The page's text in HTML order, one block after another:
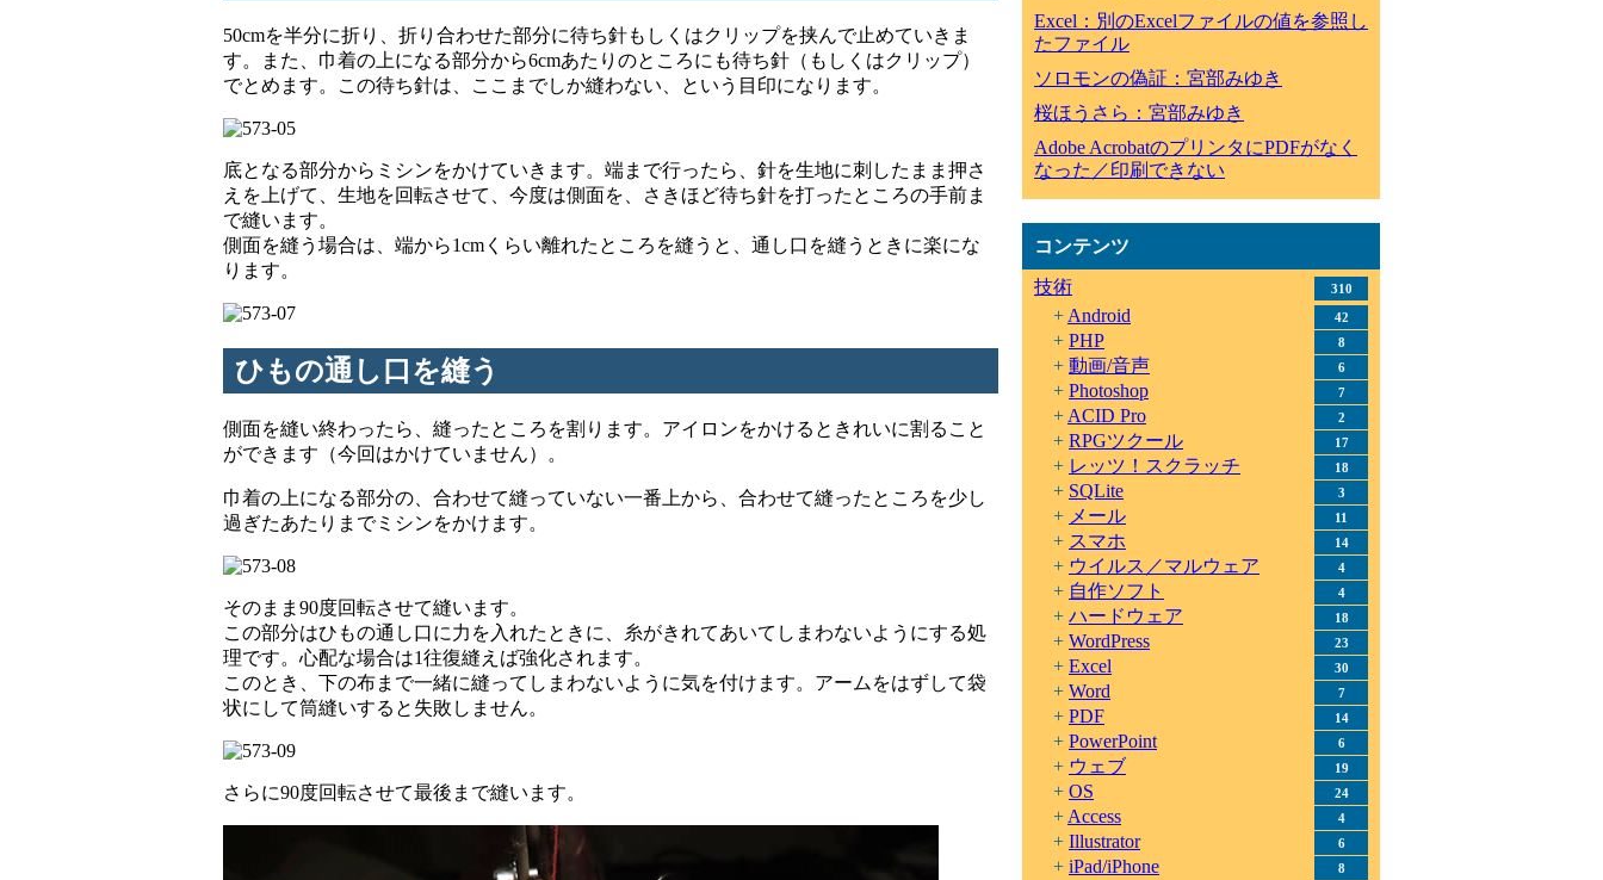
50cmを半分に折り、折り合わせた部分に待ち針もしくはクリップを挟んで止めていきま
す。また、巾着の上になる部分から6cmあたりのところにも待ち針（もしくはクリップ）
でとめます。この待ち針は、ここまでしか縫わない、という目印になります。
底となる部分からミシンをかけていきます。端まで行ったら、針を生地に刺したまま押さ
えを上げて、生地を回転させて、今度は側面を、さきほど待ち針を打ったところの手前ま
で縫います。
側面を縫う場合は、端から1cmくらい離れたところを縫うと、通し口を縫うときに楽にな
ります。
ひもの通し口を縫う
側面を縫い終わったら、縫ったところを割ります。アイロンをかけるときれいに割ること
ができます（今回はかけていません）。
巾着の上になる部分の、合わせて縫っていない一番上から、合わせて縫ったところを少し
過ぎたあたりまでミシンをかけます。
そのまま90度回転させて縫います。
この部分はひもの通し口に力を入れたときに、糸がきれてあいてしまわないようにする処
理です。心配な場合は1往復縫えば強化されます。
このとき、下の布まで一緒に縫ってしまわないように気を付けます。アームをはずして袋
状にして筒縫いすると失敗しません。
さらに90度回転させて最後まで縫います。
Excel：別のExcelファイルの値を参照し
たファイル
ソロモンの偽証：宮部みゆき
桜ほうさら：宮部みゆき
Adobe AcrobatのプリンタにPDFがなく
なった／印刷できない
コンテンツ
技術
310
Android 42
PHP 8
動画/音声 6
Photoshop 7
ACID Pro 2
RPGツクール 17
レッツ！スクラッチ 18
SQLite 3
メール 11
スマホ 14
ウイルス／マルウェア 4
自作ソフト 4
ハードウェア 18
WordPress 23
Excel 30
Word 7
PDF 14
PowerPoint 6
ウェブ 19
OS 24
Access 4
Illustrator 6
iPad/iPhone 8